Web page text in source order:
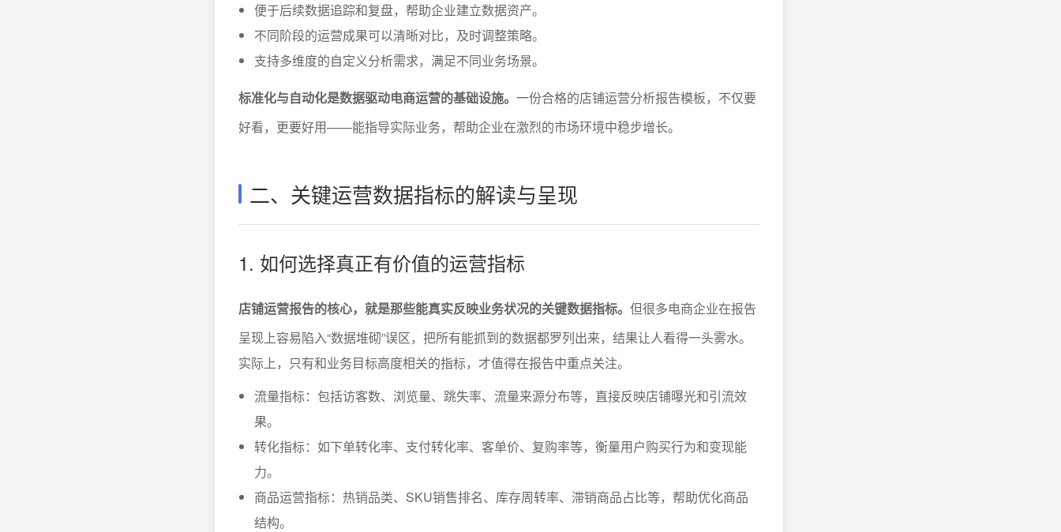
便于后续数据追踪和复盘，帮助企业建立数据资产。
不同阶段的运营成果可以清晰对比，及时调整策略。
支持多维度的自定义分析需求，满足不同业务场景。
标准化与自动化是数据驱动电商运营的基础设施。 一份合格的店铺运营分析报告模板，不仅要
好看，更要好用——能指导实际业务，帮助企业在激烈的市场环境中稳步增长。
二、关键运营数据指标的解读与呈现
1. 如何选择真正有价值的运营指标
店铺运营报告的核心，就是那些能真实反映业务状况的关键数据指标。 但很多电商企业在报告
呈现上容易陷入“数据堆砌”误区，把所有能抓到的数据都罗列出来，结果让人看得一头雾水。
实际上，只有和业务目标高度相关的指标，才值得在报告中重点关注。
流量指标：包括访客数、浏览量、跳失率、流量来源分布等，直接反映店铺曝光和引流效
果。
转化指标：如下单转化率、支付转化率、客单价、复购率等，衡量用户购买行为和变现能
力。
商品运营指标：热销品类、SKU销售排名、库存周转率、滞销商品占比等，帮助优化商品
结构。